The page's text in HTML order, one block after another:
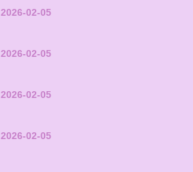
2026-02-05
2026-02-05
2026-02-05
2026-02-05